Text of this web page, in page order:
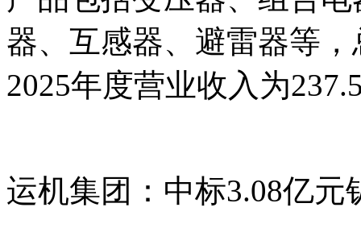
器、互感器、避雷器等
2025年度营业收入为
运机集团：中标3.08亿元